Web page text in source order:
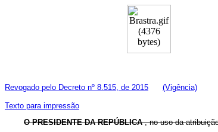
Revogado pelo Decreto nº 8.515, de 2015 (Vigência)
Texto para impressão
O PRESIDENTE DA REPÚBLICA, no uso da